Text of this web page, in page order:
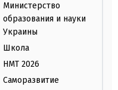
Министерство
образования и науки
Украины
Школа
НМТ 2026
Саморазвитие